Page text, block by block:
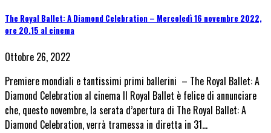
The Royal Ballet: A Diamond Celebration – Mercoledì 16 novembre 2022,
ore 20.15 al cinema
Ottobre 26, 2022
Premiere mondiali e tantissimi primi ballerini – The Royal Ballet: A
Diamond Celebration al cinema Il Royal Ballet è felice di annunciare
che, questo novembre, la serata d’apertura di The Royal Ballet: A
Diamond Celebration, verrà tramessa in diretta in 31…